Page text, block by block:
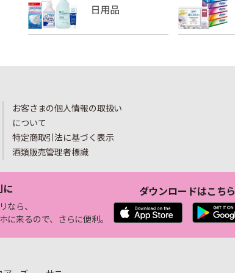
お客さまの個人情報の取扱い
について
特定商取引法に基づく表示
酒類販売管理者標識
に
なら、
に来るので、さらに便利。
ダウンロードはこちら